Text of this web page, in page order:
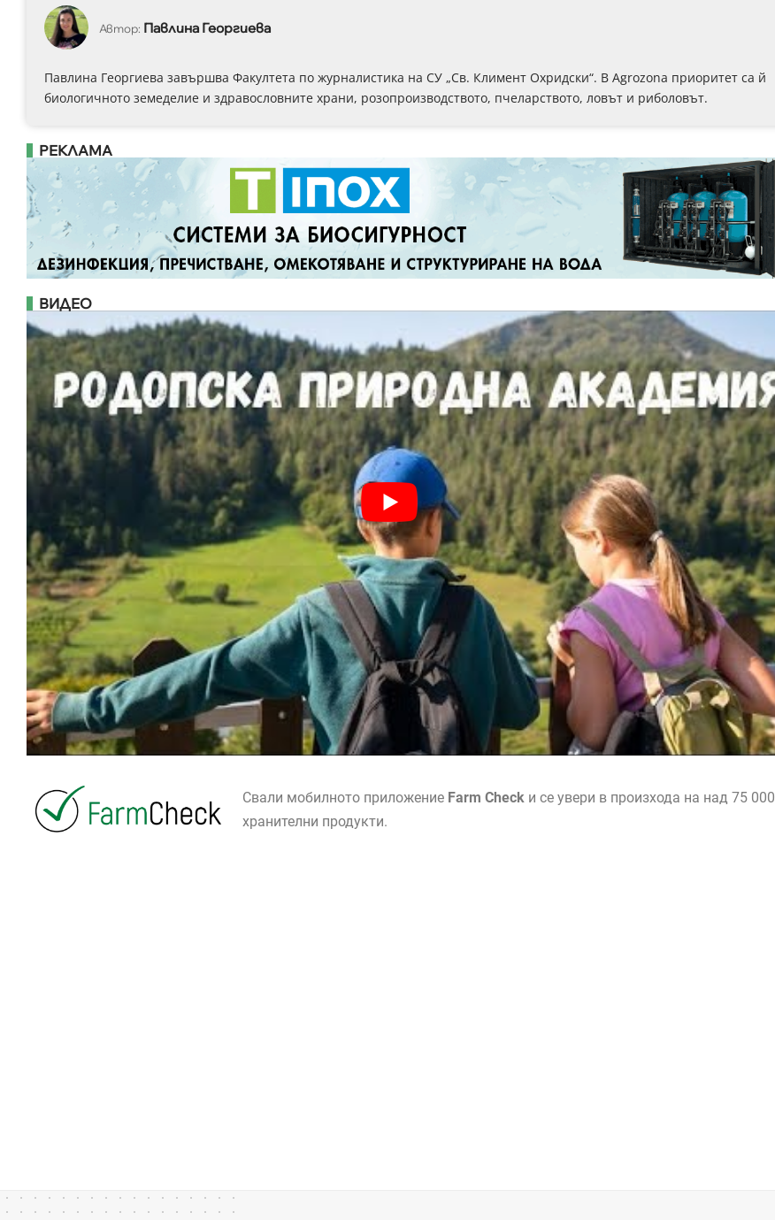
Автор: Павлина Георгиева
Павлина Георгиева завършва Факултета по журналистика на СУ „Св. Климент Охридски“. В Аgrozona приоритет са й
биологичното земеделие и здравословните храни, розопроизводството, пчеларството, ловът и риболовът.
РЕКЛАМА
ВИДЕО
Свали мобилното приложение Farm Check и се увери в произхода на над 75 000
хранителни продукти.